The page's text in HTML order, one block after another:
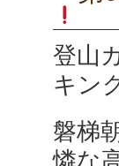
登山
キン
磐梯
憐な